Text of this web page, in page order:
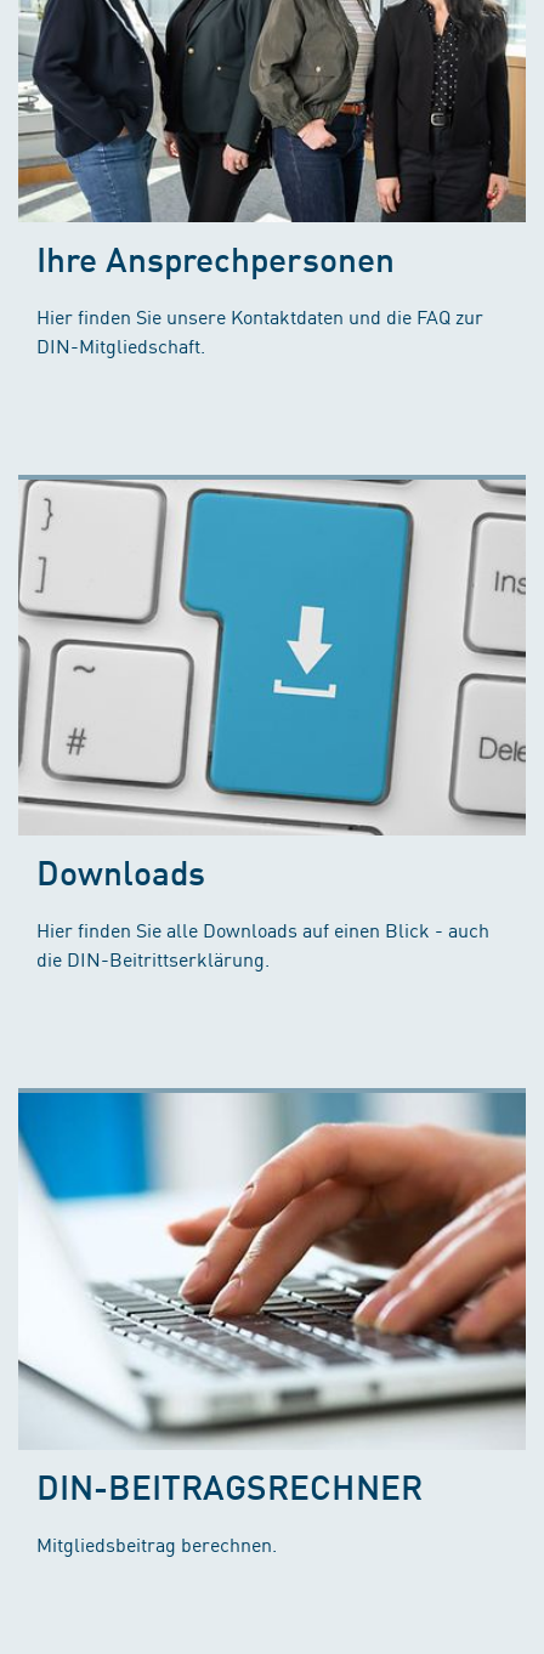
Ihre Ansprechpersonen
Hier finden Sie unsere Kontaktdaten und die FAQ zur
DIN-Mitgliedschaft.
Downloads
Hier finden Sie alle Downloads auf einen Blick - auch
die DIN-Beitrittserklärung.
DIN-BEITRAGSRECHNER
Mitgliedsbeitrag berechnen.